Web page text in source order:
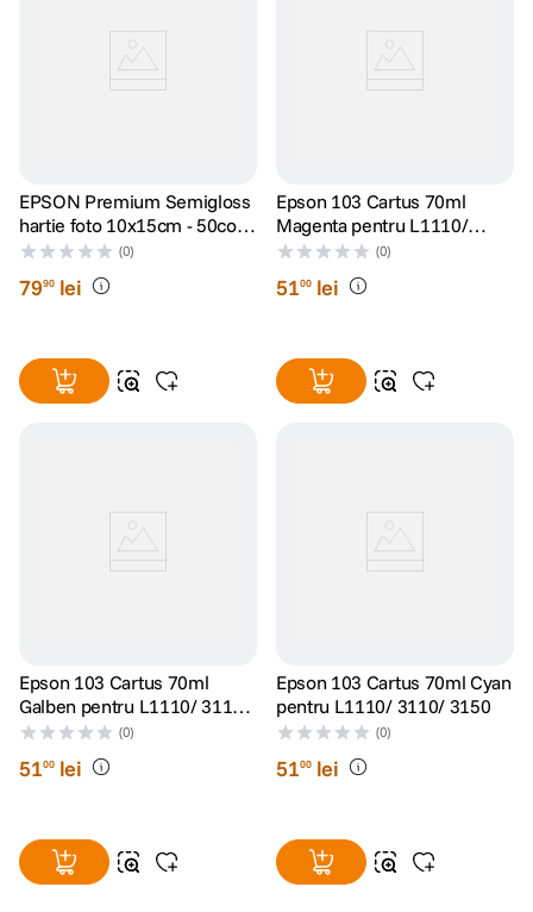
ulanzi
EPSON Premium Semigloss
hartie foto 10x15cm - 50coli -
251g/mp (S041765)
(0)
7990 lei
Epson 103 Cartus 70ml
Magenta pentru L1110/
3110/ 3150 (0)
5100 lei
Epson 103 Cartus 70ml
Galben pentru L1110/ 3110/
3150
(0)
5100 lei
Epson 103 Cartus 70ml Cyan
pentru L1110/ 3110/ 3150
(0)
5100 lei